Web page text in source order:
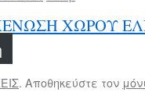
ΧΩΡΟΥ
. Αποθηκεύστε τον